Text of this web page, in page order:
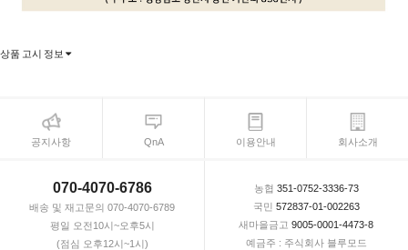
상품 고시 정보
공지사항 QnA 이용안내 회사소개
070-4070-6786
배송 및 재고문의 070-4070-6789
평일 오전10시~오후5시
(점심 오후12시~1시)
농협 351-0752-3336-73
국민 572837-01-002263
새마을금고 9005-0001-4473-8
예금주 : 주식회사 블루모드